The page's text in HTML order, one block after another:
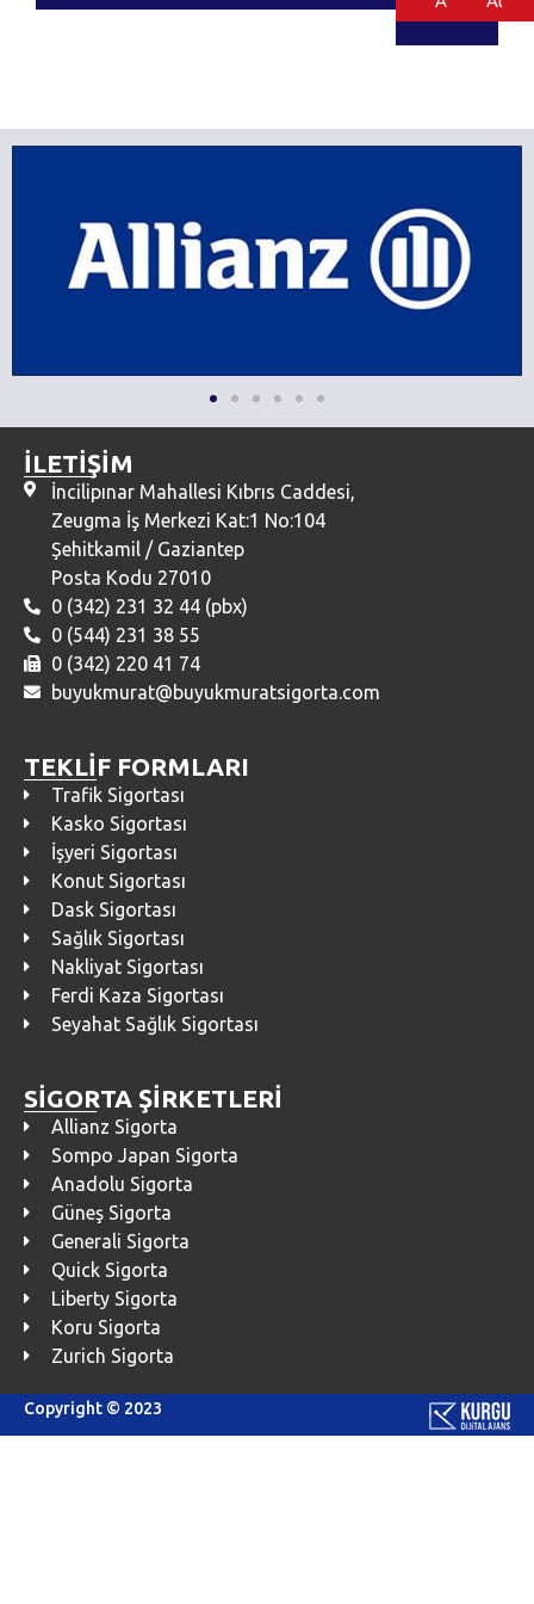
İLETİŞİM
İncilipınar Mahallesi Kıbrıs Caddesi,
Zeugma İş Merkezi Kat:1 No:104
Şehitkamil / Gaziantep
Posta Kodu 27010
0 (342) 231 32 44 (pbx)
0 (544) 231 38 55
0 (342) 220 41 74
buyukmurat@buyukmuratsigorta.com
TEKLİF FORMLARI
Trafik Sigortası
Kasko Sigortası
İşyeri Sigortası
Konut Sigortası
Dask Sigortası
Sağlık Sigortası
Nakliyat Sigortası
Ferdi Kaza Sigortası
Seyahat Sağlık Sigortası
SİGORTA ŞİRKETLERİ
Allianz Sigorta
Sompo Japan Sigorta
Anadolu Sigorta
Güneş Sigorta
Generali Sigorta
Quick Sigorta
Liberty Sigorta
Koru Sigorta
Zurich Sigorta
Copyright © 2023